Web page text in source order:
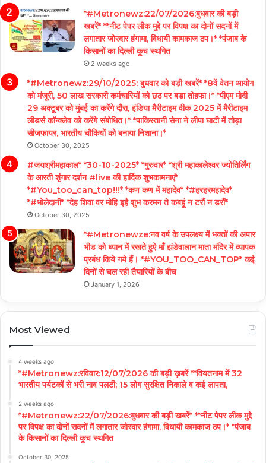
*#Metronewz:22/07/2026:बुधवार की बड़ी
खबरें* **नीट पेपर लीक मुद्दे पर विपक्ष का दोनों सदनों में
लगातार जोरदार हंगामा, विधायी कामकाज ठप।* *पंजाब के
किसानों का दिल्ली कूच स्थगित
2 weeks ago
*#Metronewz:29/10/2025: बुधवार को बड़ी खबरें* *8वें वेतन आयोग
को मंजूरी, 50 लाख सरकारी कर्मचारियों को छठ पर बडा तोहफा।* *पीएम मोदी
29 अक्टूबर को मुंबई का करेंगे दौरा, इंडिया मैरीटाइम वीक 2025 में मैरीटाइम
लीडर्स कॉन्क्लेव को करेंगे संबोधित।* *पाकिस्तानी सेना ने लीपा घाटी में तोड़ा
सीजफायर, भारतीय चौकियों को बनाया निशाना।*
October 30, 2025
#जयश्रीमहाकाल* *30-10-2025* *गुरुवार* *श्री महाकालेश्वर ज्योतिर्लिंग
के आरती शृंगार दर्शन #live की हार्दिक शुभकामनाएं*
*#You_too_can_top!!!* *कण कण में महादेव* *#हरहरमहादेव*
*#भोलेदानी* *देह शिवा वर मोहि इहै शुभ करमन ते कबहूं न टरौं न डरौं*
October 30, 2025
*#Metronewze:नव वर्ष के उपलक्ष्य में भक्तों की अपार
भीड को ध्यान में रखते हुऐ माँ झंडेवालान माता मंदिर में व्यापक
प्रबंध किये गये हैं। *#YOU_TOO_CAN_TOP* कई
दिनों से चल रही तैयारियों के बीच
January 1, 2026
Most Viewed
4 weeks ago
*#Metronewz:रविवार:12/07/2026 की बड़ी ख़बरें **वियतनाम में 32
भारतीय पर्यटकों से भरी नाव पलटी; 15 लोग सुरक्षित निकाले व कई लापता,
2 weeks ago
*#Metronewz:22/07/2026:बुधवार की बड़ी खबरें* **नीट पेपर लीक मुद्दे
पर विपक्ष का दोनों सदनों में लगातार जोरदार हंगामा, विधायी कामकाज ठप।* *पंजाब
के किसानों का दिल्ली कूच स्थगित
October 30, 2025